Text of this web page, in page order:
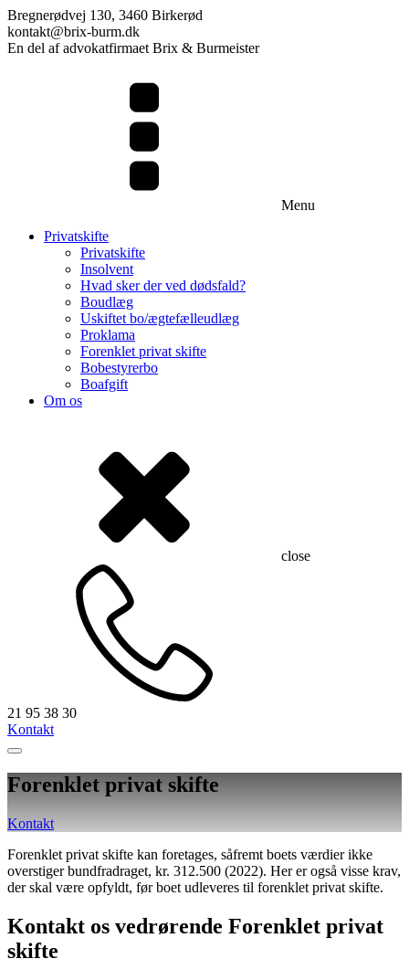
Bregnerødvej 130, 3460 Birkerød
kontakt@brix-burm.dk
En del af advokatfirmaet Brix & Burmeister
Menu
Privatskifte
Privatskifte
Insolvent
Hvad sker der ved dødsfald?
Boudlæg
Uskiftet bo/ægtefælleudlæg
Proklama
Forenklet privat skifte
Bobestyrerbo
Boafgift
Om os
close
21 95 38 30
Kontakt
Forenklet privat skifte
Kontakt
Forenklet privat skifte kan foretages, såfremt boets værdier ikke
overstiger bundfradraget, kr. 312.500 (2022). Her er også visse krav,
der skal være opfyldt, før boet udleveres til forenklet privat skifte.
Kontakt os vedrørende Forenklet privat
skifte